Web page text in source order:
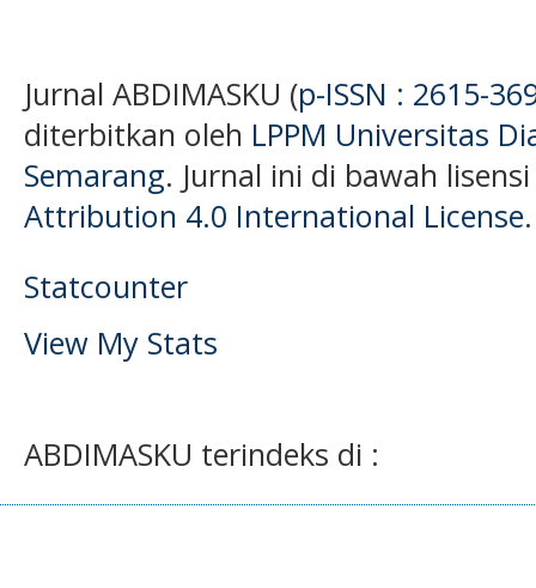
Jurnal ABDIMASKU (p-ISSN : 2615-
diterbitkan oleh LPPM Universitas
Semarang. Jurnal ini di bawah
Attribution 4.0 International License.
Statcounter
View My Stats
ABDIMASKU terindeks di :